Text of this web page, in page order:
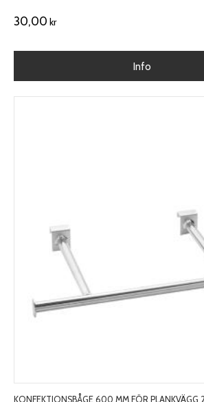
30,00 kr
Info
KONFEKTIONSBÅGE 600 MM FÖR PLANKVÄGG